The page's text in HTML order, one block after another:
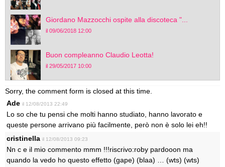
Giordano Mazzocchi ospite alla discoteca "...
il 09/06/2018 12:00
Buon compleanno Claudio Leotta!
il 29/05/2017 10:00
Sorry, the comment form is closed at this time.
Ade il 12/08/2013 22:49
Lo so che tu pensi che molti hanno studiato, hanno lavorato e
queste persone arrivano più facilmente, però non è solo lei eh!!
cristinella il 12/08/2013 09:23
Nn c e il mio commento mmm !!!riscrivo:roby pardooon ma
quando la vedo ho questo effetto (gape) (blaa) … (wts) (wts)